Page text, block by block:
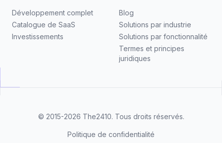
Développement complet
Catalogue de SaaS
Investissements
Blog
Solutions par industrie
Solutions par fonctionnalité
Termes et principes
juridiques
© 2015-2026 The2410. Tous droits réservés.
Politique de confidentialité